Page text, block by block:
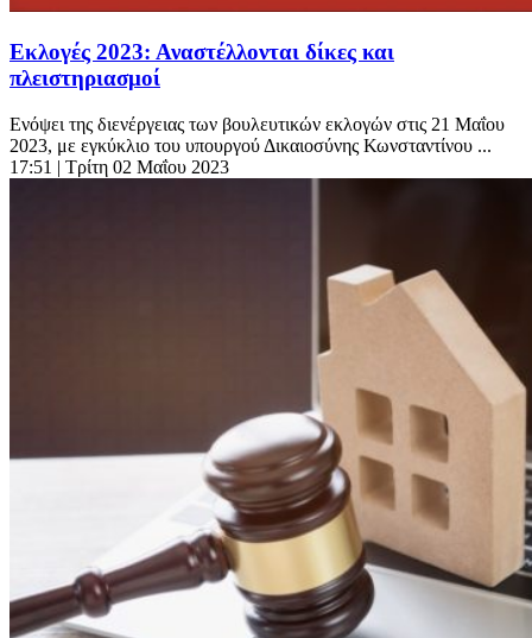
Εκλογές 2023: Αναστέλλονται δίκες και
πλειστηριασμοί
Ενόψει της διενέργειας των βουλευτικών εκλογών στις 21 Μαΐου
2023, με εγκύκλιο του υπουργού Δικαιοσύνης Κωνσταντίνου ...
17:51 | Τρίτη 02 Μαΐου 2023